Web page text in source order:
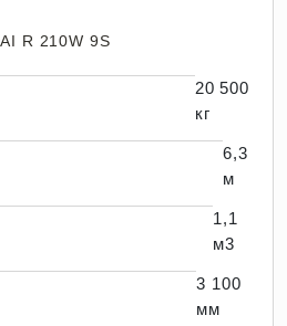
R 210W 9S
20 500
кг
6,3
м
1,1
м3
3 100
мм